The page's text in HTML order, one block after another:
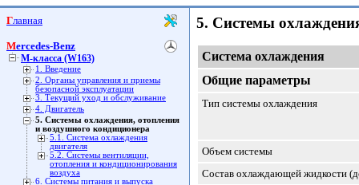
Главная
Mercedes-Benz
M-класса (W163)
1. Введение
2. Органы управления и приемы
безопасной эксплуатации
3. Текущий уход и обслуживание
4. Двигатель
5. Системы охлаждения, отопления
и воздушного кондиционера
5.1. Система охлаждения
двигателя
5.2. Системы вентиляции,
отопления и кондиционирования
воздуха
6. Системы питания и выпуска
5. Системы
Система охлаждения
Общие параметры
Тип системы охлаждения
Объем системы
Состав охлаждающей жидкости